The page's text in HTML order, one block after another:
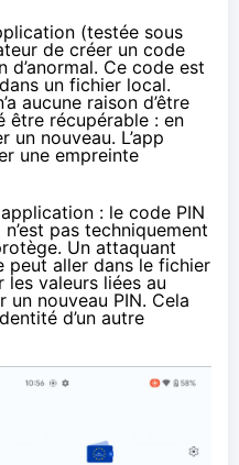
(testée sous
de créer un code
d’anormal. Ce code est
un fichier local.
aucune raison d’être
être récupérable : en
nouveau. L’app
une empreinte
: le code PIN
pas techniquement
Un attaquant
peut aller dans le fichier
valeurs liées au
un nouveau PIN. Cela
d’un autre